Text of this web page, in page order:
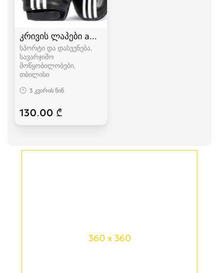
კრივის ლაპები adidas,topten
სპორტი და დასვენება,
სავარჯიშო
მოწყობილობები
თბილისი
3 კვირის წინ
130.00 ₾
360 x 360